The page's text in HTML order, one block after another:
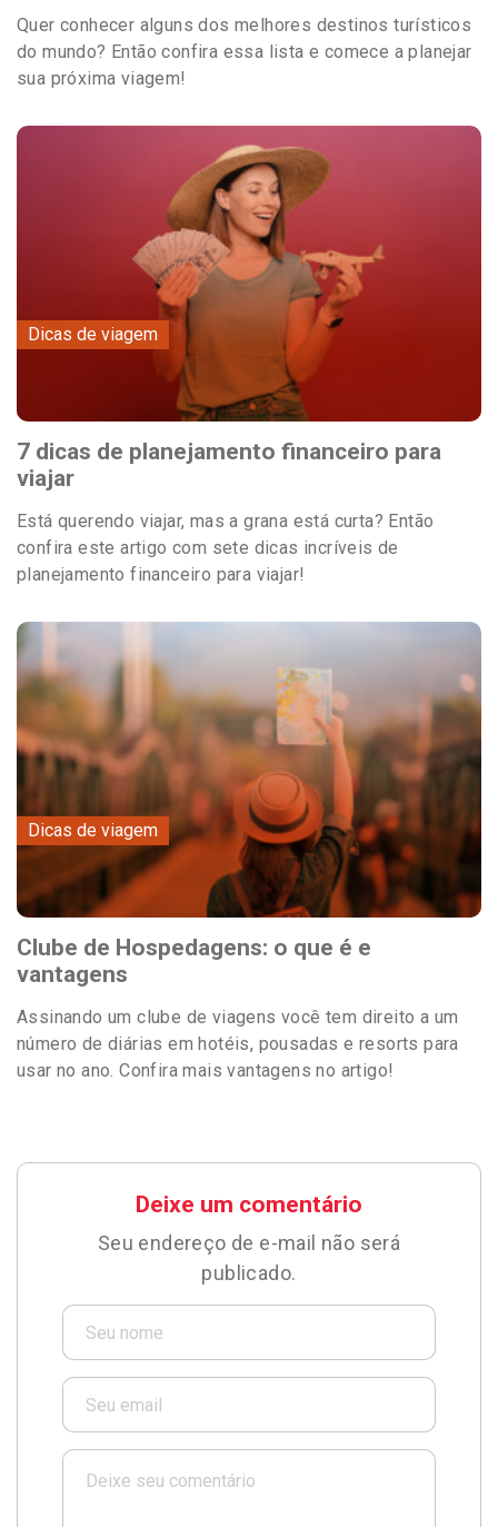
Quer conhecer alguns dos melhores destinos turísticos
do mundo? Então confira essa lista e comece a planejar
sua próxima viagem!
Dicas de viagem
7 dicas de planejamento financeiro para
viajar
Está querendo viajar, mas a grana está curta? Então
confira este artigo com sete dicas incríveis de
planejamento financeiro para viajar!
Dicas de viagem
Clube de Hospedagens: o que é e
vantagens
Assinando um clube de viagens você tem direito a um
número de diárias em hotéis, pousadas e resorts para
usar no ano. Confira mais vantagens no artigo!
Deixe um comentário
Seu endereço de e-mail não será
publicado.